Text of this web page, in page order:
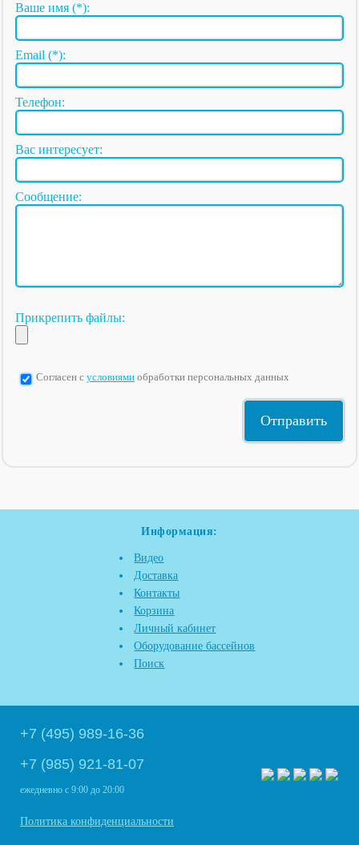
Ваше имя (*):
Email (*):
Телефон:
Вас интересует:
Сообщение:
Прикрепить файлы:
Согласен с условиями обработки персональных данных
Информация:
Видео
Доставка
Контакты
Корзина
Личный кабинет
Оборудование бассейнов
Поиск
+7 (495) 989-16-36
+7 (985) 921-81-07
ежедневно с 9:00 до 20:00
Политика конфиденциальности